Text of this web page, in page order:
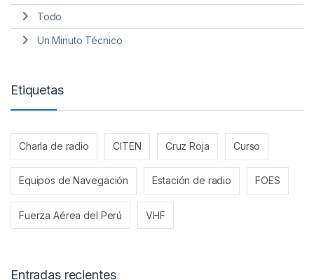
Todo
Un Minuto Técnico
Etiquetas
Charla de radio CITEN Cruz Roja Curso
Equipos de Navegación Estación de radio FOES
Fuerza Aérea del Perú VHF
Entradas recientes